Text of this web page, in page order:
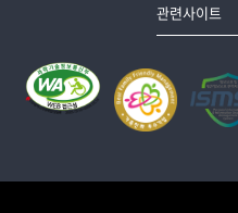
관련사이트